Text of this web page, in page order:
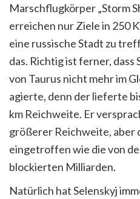
Marschflugkörper „Storm
erreichen nur Ziele in 250
eine russische Stadt zu
das. Richtig ist ferner,
von Taurus nicht mehr im
agierte, denn der lieferte
km Reichweite. Er
größerer Reichweite, aber
eingetroffen wie die von
blockierten Milliarden.
Natürlich hat Selenskyj